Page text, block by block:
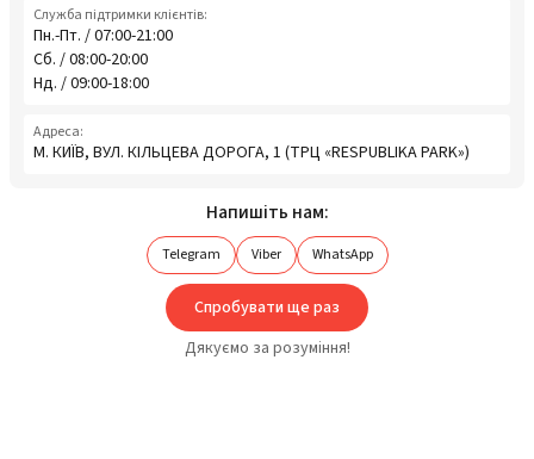
Служба підтримки клієнтів:
Пн.-Пт. / 07:00-21:00
Сб. / 08:00-20:00
Нд. / 09:00-18:00
Адреса:
М. КИЇВ, ВУЛ. КІЛЬЦЕВА ДОРОГА, 1 (ТРЦ «RESPUBLIKA PARK»)
Напишіть нам:
Telegram Viber WhatsApp
Спробувати ще раз
Дякуємо за розуміння!